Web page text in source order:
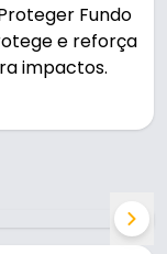
Fundo
e reforça
impactos.